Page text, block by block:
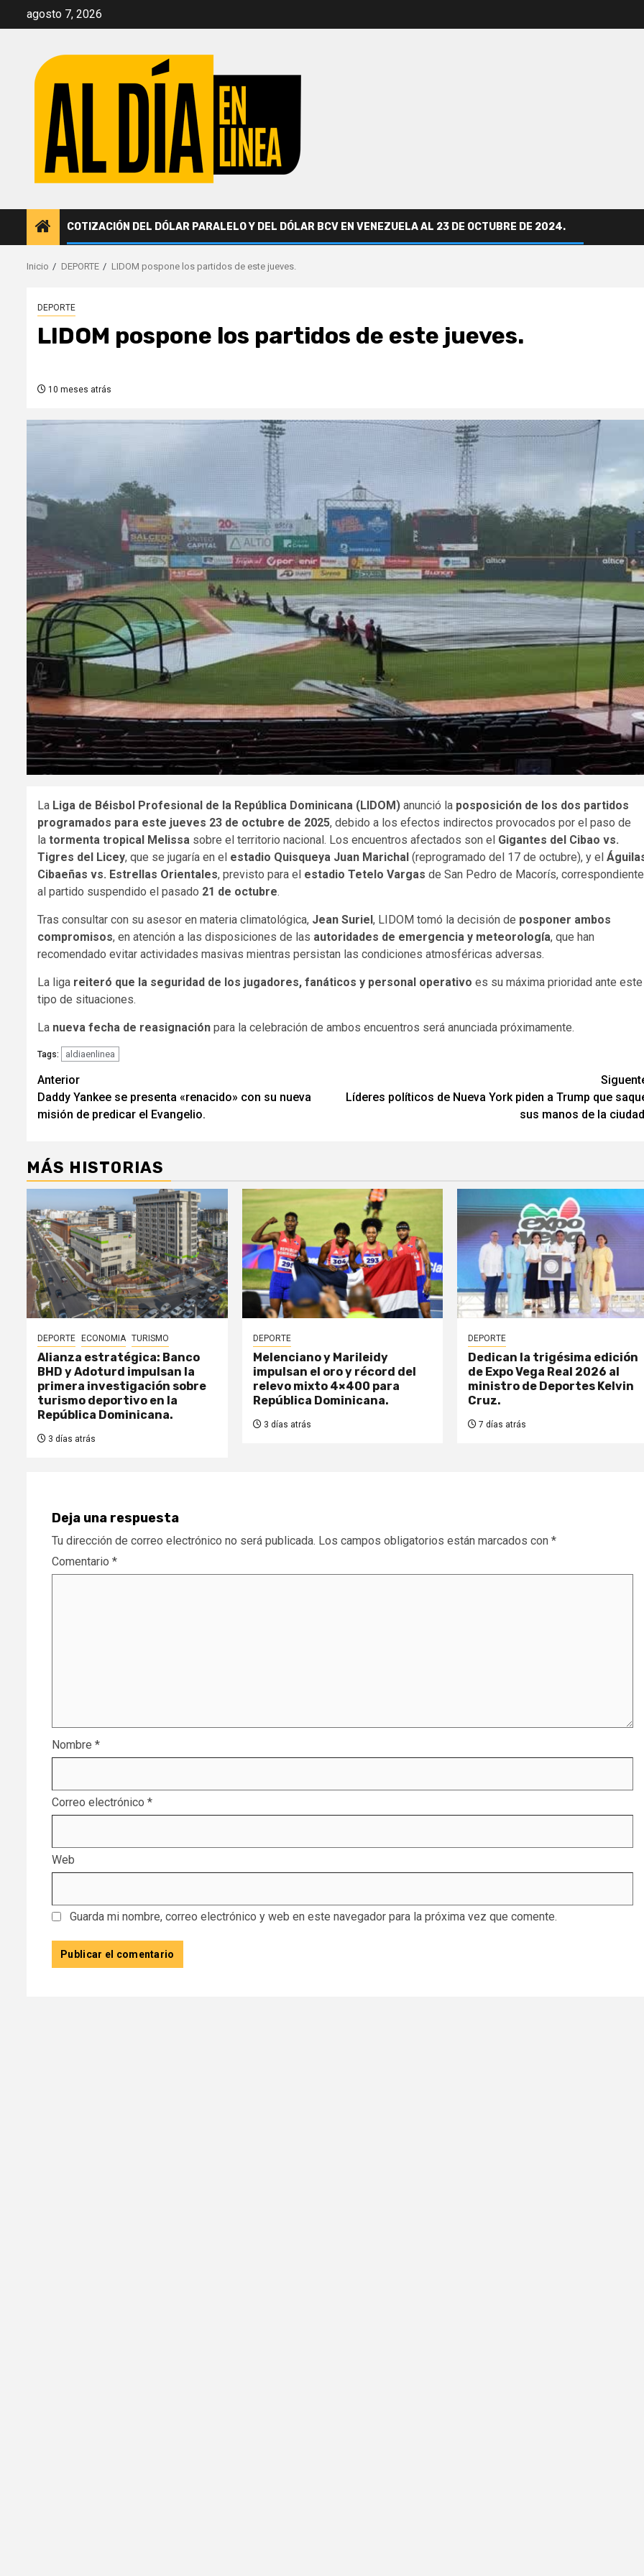
agosto 7, 2026
COTIZACIÓN DEL DÓLAR PARALELO Y DEL DÓLAR BCV EN VENEZUELA AL 23 DE OCTUBRE DE 2024.
Inicio DEPORTE LIDOM pospone los partidos de este jueves.
DEPORTE
LIDOM pospone los partidos de este jueves.
10 meses atrás
La Liga de Béisbol Profesional de la República Dominicana (LIDOM) anunció la posposición de los dos partidos
programados para este jueves 23 de octubre de 2025, debido a los efectos indirectos provocados por el paso de
la tormenta tropical Melissa sobre el territorio nacional. Los encuentros afectados son el Gigantes del Cibao vs.
Tigres del Licey, que se jugaría en el estadio Quisqueya Juan Marichal (reprogramado del 17 de octubre), y el
Cibaeñas vs. Estrellas Orientales, previsto para el estadio Tetelo Vargas de San Pedro de Macorís, correspondiente
al partido suspendido el pasado 21 de octubre.
Tras consultar con su asesor en materia climatológica, Jean Suriel , LIDOM tomó la decisión de posponer ambos
compromisos, en atención a las disposiciones de las autoridades de emergencia y meteorología, que han
recomendado evitar actividades masivas mientras persistan las condiciones atmosféricas adversas.
La liga reiteró que la seguridad de los jugadores, fanáticos y personal operativo es su máxima prioridad ante este
tipo de situaciones.
La nueva fecha de reasignación para la celebración de ambos encuentros será anunciada próximamente.
Tags: aldiaenlinea
Navegación
de
Anterior
Daddy Yankee se presenta «renacido» con su nueva
misión de predicar el Evangelio.
Líderes políticos de Nueva York piden a Trump que
sus manos de la
MÁS HISTORIAS
DEPORTE ECONOMIA TURISMO
Alianza estratégica: Banco
BHD y Adoturd impulsan la
primera investigación sobre
turismo deportivo en la
República Dominicana.
3 días atrás
DEPORTE
Melenciano y Marileidy
impulsan el oro y récord del
relevo mixto 4×400 para
República Dominicana.
3 días atrás
DEPORTE
Dedican la trigésima edición
de Expo Vega Real 2026 al
ministro de Deportes Kelvin
Cruz.
7 días atrás
Deja una respuesta
Tu dirección de correo electrónico no será publicada. Los campos obligatorios están marcados con *
Comentario *
Nombre *
Correo electrónico *
Web
Guarda mi nombre, correo electrónico y web en este navegador para la próxima vez que comente.